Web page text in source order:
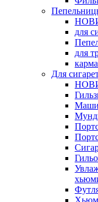
для
для
Для